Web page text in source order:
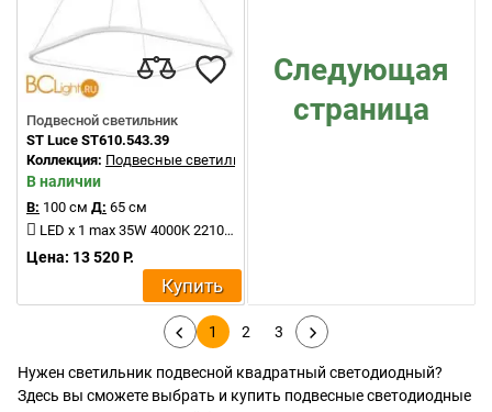
Подвесной светильник
ST Luce ST610.543.39
Коллекция: Подвесные светильники
В наличии
В: 100 см Д: 65 см
LED x 1 max 35W 4000K 2210Lm
Цена: 13 520 Р.
Купить
Следующая
страница
1 2 3
Нужен светильник подвесной квадратный светодиодный?
Здесь вы сможете выбрать и купить подвесные светодиодные